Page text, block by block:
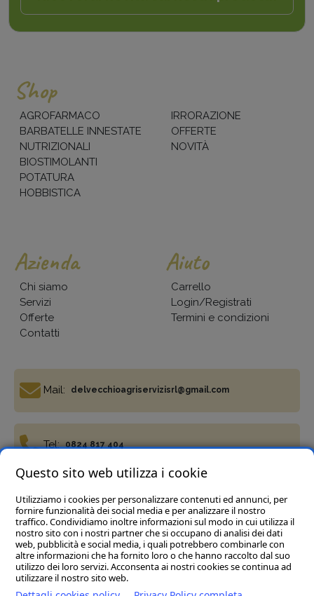
Shop
AGROFARMACO
BARBATELLE INNESTATE
NUTRIZIONALI
BIOSTIMOLANTI
POTATURA
HOBBISTICA
IRRORAZIONE
OFFERTE
NOVITÀ
Azienda
Chi siamo
Servizi
Offerte
Contatti
Aiuto
Carrello
Login/Registrati
Termini e condizioni
Mail: delvecchioagriservizisrl@gmail.com
Tel: 0824 817 404
Fax: 0824 817 977
Questo sito web utilizza i cookie
Utilizziamo i cookies per personalizzare contenuti ed annunci, per
fornire funzionalità dei social media e per analizzare il nostro
traffico. Condividiamo inoltre informazioni sul modo in cui utilizza il
nostro sito con i nostri partner che si occupano di analisi dei dati
web, pubblicità e social media, i quali potrebbero combinarle con
altre informazioni che ha fornito loro o che hanno raccolto dal suo
utilizzo dei loro servizi. Acconsenta ai nostri cookies se continua ad
utilizzare il nostro sito web.